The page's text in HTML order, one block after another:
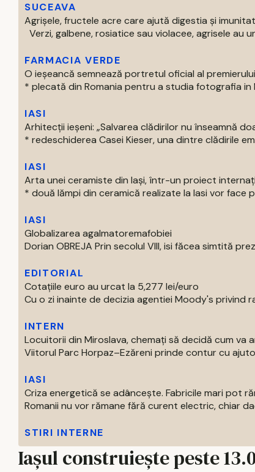
SUCEAVA
Agrișele, fructele acre care ajută digestia și
Verzi, galbene, rosiatice sau violacee, agrisele au
FARMACIA VERDE
O ieșeancă semnează portretul oficial al
* plecată din Romania pentru a studia fotografia in
IASI
Arhitecții ieșeni: „Salvarea clădirilor nu înseamnă
* redeschiderea Casei Kieser, una dintre clădirile
IASI
Arta unei ceramiste din Iași, într-un proiect
* două lămpi din ceramică realizate la Iasi vor face
IASI
Globalizarea agalmatoremafobiei
Dorian OBREJA Prin secolul VIII, isi făcea simtită
EDITORIAL
Cotațiile euro au urcat la 5,277 lei/euro
Cu o zi inainte de decizia agentiei Moody's privind
INTERN
Locuitorii din Miroslava, chemați să decidă cum va
Viitorul Parc Horpaz–Ezăreni prinde contur cu
IASI
Criza energetică se adâncește. Fabricile mari pot
Romanii nu vor rămane fără curent electric, chiar
STIRI INTERNE
Iașul construiește peste